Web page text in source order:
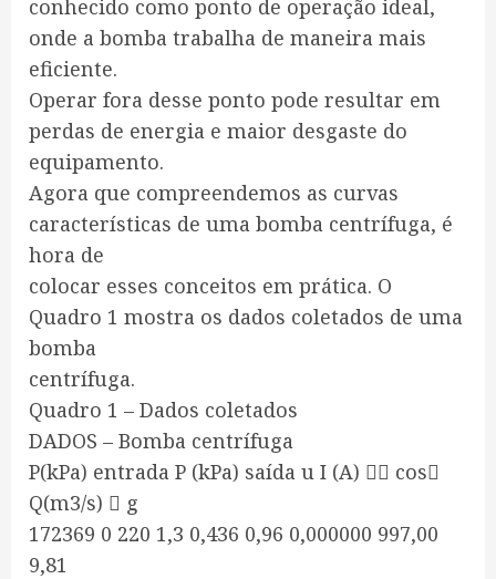
conhecido como ponto de operação ideal,
onde a bomba trabalha de maneira mais
eficiente.
Operar fora desse ponto pode resultar em
perdas de energia e maior desgaste do
equipamento.
Agora que compreendemos as curvas
características de uma bomba centrífuga, é
hora de
colocar esses conceitos em prática. O
Quadro 1 mostra os dados coletados de uma
bomba
centrífuga.
Quadro 1 – Dados coletados
DADOS – Bomba centrífuga
P(kPa) entrada P (kPa) saída u I (A)  cos
Q(m3/s)  g
172369 0 220 1,3 0,436 0,96 0,000000 997,00
9,81